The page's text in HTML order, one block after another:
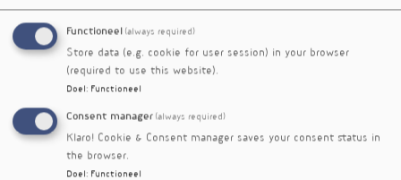
Functioneel (always required)
Store data (e.g. cookie for user session) in your browser
(required to use this website).
Doel : Functioneel
Consent manager (always required)
Klaro! Cookie & Consent manager saves your consent status in
the browser.
Doel : Functioneel